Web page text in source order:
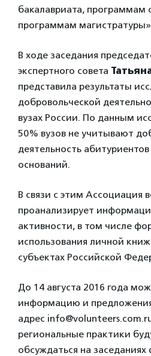
бакалавриата, программам
программам
В ходе заседания
экспертного совета
представила результаты
добровольческой
вузах России. По данным
50% вузов не учитывают
деятельность
оснований.
В связи с этим Ассоциация
проанализирует
активности, в том числе
использования личной
субъектах Российской
До 14 августа 2016 года
информацию и
адрес
региональные практики
обсуждаться на заседаниях